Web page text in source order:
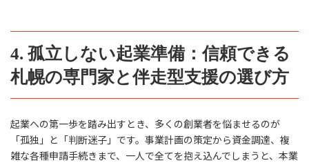
4. 孤立しない起業準備：信頼できる
札幌の専門家と伴走型支援の選び方
起業への第一歩を踏み出すとき、多くの創業者を悩ませるのが
「孤独」と「判断迷子」です。事業計画の策定から資金調達、複
雑な各種申請手続きまで、一人で全てを抱え込んでしまうと、本業